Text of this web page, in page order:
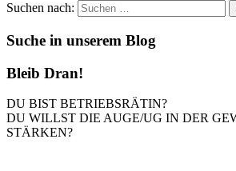
Suchen nach:
Suche in unserem Blog
Bleib Dran!
DU BIST BETRIEBSRÄTIN?
DU WILLST DIE AUGE/UG IN DER
STÄRKEN?